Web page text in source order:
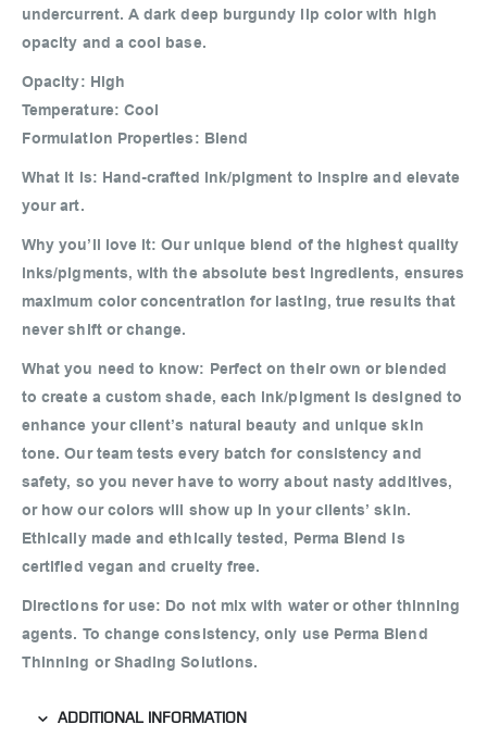
undercurrent. A dark deep burgundy lip color with high
opacity and a cool base.
Opacity: High
Temperature: Cool
Formulation Properties: Blend
What it is: Hand-crafted ink/pigment to inspire and elevate
your art.
Why you’ll love it: Our unique blend of the highest quality
inks/pigments, with the absolute best ingredients, ensures
maximum color concentration for lasting, true results that
never shift or change.
What you need to know: Perfect on their own or blended
to create a custom shade, each ink/pigment is designed to
enhance your client’s natural beauty and unique skin
tone. Our team tests every batch for consistency and
safety, so you never have to worry about nasty additives,
or how our colors will show up in your clients’ skin.
Ethically made and ethically tested, Perma Blend is
certified vegan and cruelty free.
Directions for use: Do not mix with water or other thinning
agents. To change consistency, only use Perma Blend
Thinning or Shading Solutions.
ADDITIONAL INFORMATION